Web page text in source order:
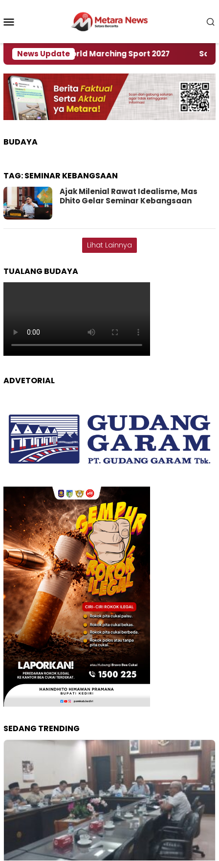
konten
News Update
Rumah World Marching Sport 2027 ‎Soal
BUDAYA
TAG:SEMINAR KEBANGSAAN
Ajak Milenial Rawat Idealisme, Mas
Dhito Gelar Seminar Kebangsaan
Lihat Lainnya
TUALANG BUDAYA
ADVETORIAL
SEDANG TRENDING